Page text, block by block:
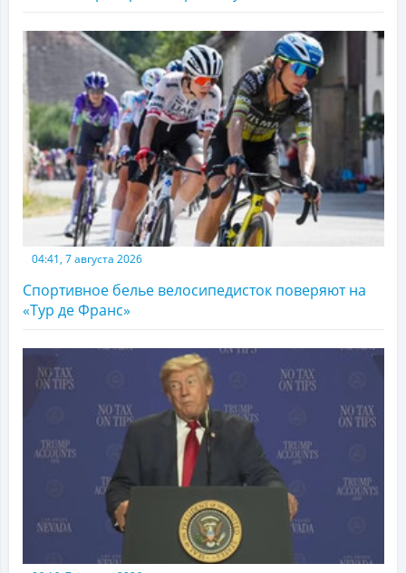
04:41, 7 августа 2026
Спортивное белье велосипедисток поверяют на
«Тур де Франс»